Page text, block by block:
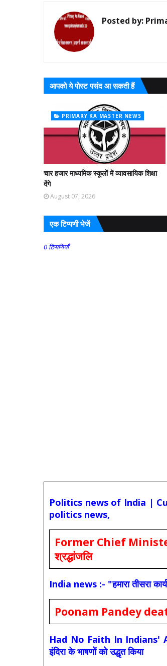
Posted by:
आपको ये पोस्ट पसंद आ सकती हैं
PRIMARY KA MASTER NEWS
चार हजार माध्यमिक स्कूलों में व्यावसायिक शिक्षा
देंगे
August 07, 2026
एक टिप्पणी भेजें
0 टिप्पणियाँ
Politics news of India |
politics news,
Former Chief
श्रद्धांजलि
India news :- "हमारा तीसरा
Poonam Pandey death
Had No Faith In Indians'
इंदिरा के भाषणों को उद्धृत किया